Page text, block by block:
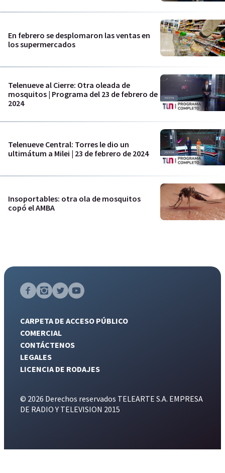
En febrero se desplomaron las ventas en
los supermercados
Telenueve al Cierre: Otra oleada de
mosquitos | Programa del 23 de febrero de
2024
Telenueve Central: Torres le dio un
ultimátum a Milei | 23 de febrero de 2024
Insoportables: otra ola de mosquitos
copó el AMBA
CARPETA DE ACCESO PÚBLICO
COMERCIAL
CONTÁCTENOS
LEGALES
LICENCIA DE RODAJES
© 2026 Derechos reservados TELEARTE S.A. EMPRESA
DE RADIO Y TELEVISION 2015